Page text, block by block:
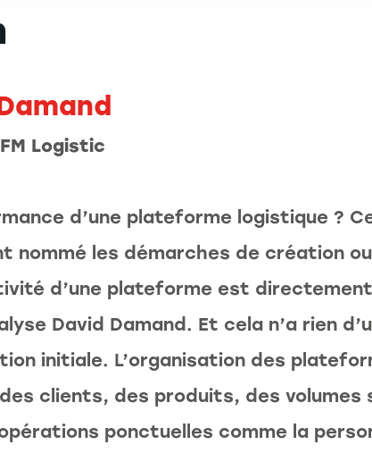
Logistic
d’une plateforme logistique ?
nommé les démarches de création
d’une plateforme est
David Damand. Et cela n’a rien
initiale. L’organisation des
clients, des produits, des
ponctuelles comme la